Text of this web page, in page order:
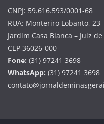
CNPJ: 59.616.593/0001-68
RUA: Monteriro Lobanto, 23
Jardim Casa Blanca – Juiz de
CEP 36026-000
Fone: (31) 97241 3698
WhatsApp: (31) 97241 3698